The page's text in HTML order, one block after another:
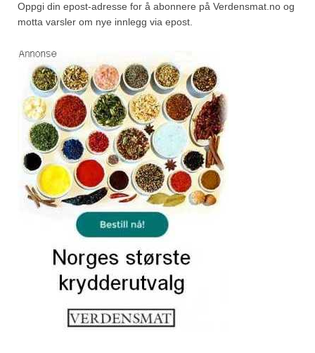
Oppgi din epost-adresse for å abonnere på Verdensmat.no og
motta varsler om nye innlegg via epost.